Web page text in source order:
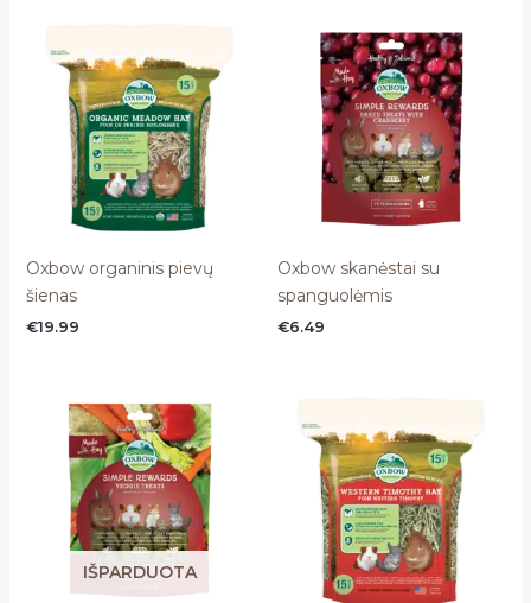
Oxbow organinis pievų
šienas
€19.99
Oxbow skanėstai su
spanguolėmis
€6.49
IŠPARDUOTA